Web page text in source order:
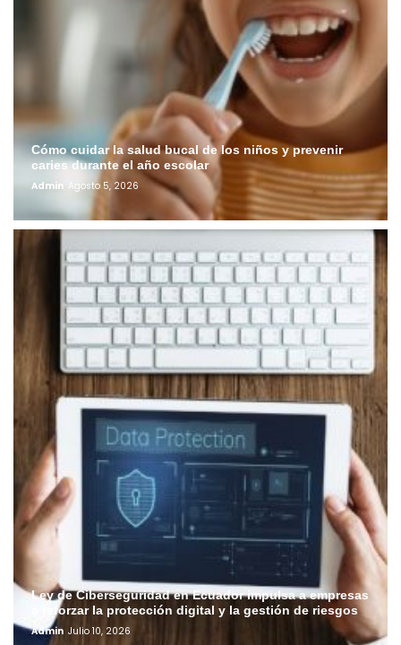
Cómo cuidar la salud bucal de los niños y prevenir
caries durante el año escolar
Admin Agosto 5, 2026
Ley de Ciberseguridad en Ecuador impulsa a empresas
a reforzar la protección digital y la gestión de riesgos
Admin Julio 10, 2026